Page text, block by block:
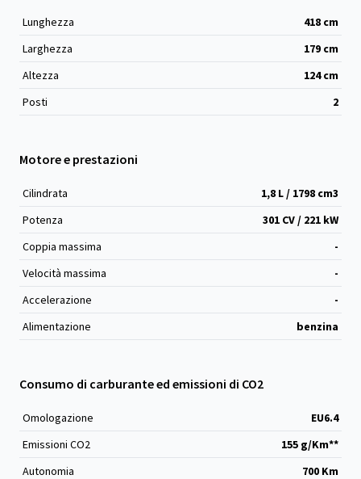
Lunghezza 418 cm
Larghezza
179 cm
Altezza
124cm
Posti
2
Motore e prestazioni
Cilindrata 1,8 L / 1798 cm3
Potenza
301 CV / 221 kW
Coppia massima
-
Velocità massima
-
Accelerazione
-
Alimentazione
benzina
Consumo di carburante ed emissioni di CO2
Omologazione
EU6.4
Emissioni CO2
155 g/Km**
Autonomia
700 Km